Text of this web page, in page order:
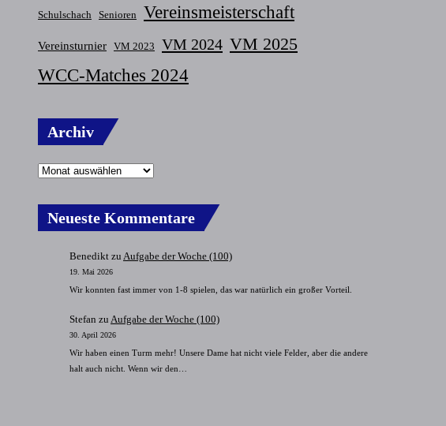
Schulschach Senioren Vereinsmeisterschaft
Vereinsturnier VM 2023 VM 2024 VM 2025
WCC-Matches 2024
Archiv
Neueste Kommentare
Benedikt zu Aufgabe der Woche (100)
19. Mai 2026
Wir konnten fast immer von 1-8 spielen, das war natürlich ein großer Vorteil.
Stefan zu Aufgabe der Woche (100)
30. April 2026
Wir haben einen Turm mehr! Unsere Dame hat nicht viele Felder, aber die andere
halt auch nicht. Wenn wir den…